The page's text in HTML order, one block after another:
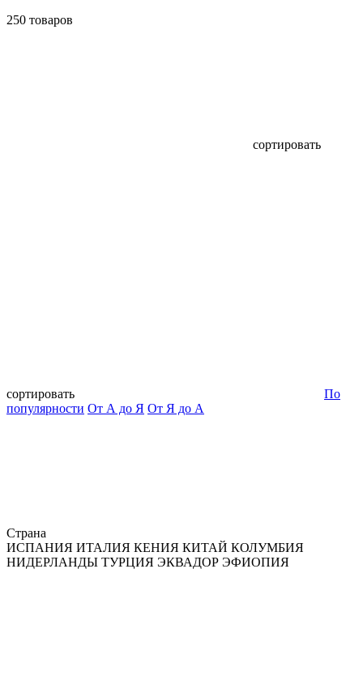
250 товаров
сортировать
сортировать
По
популярности От А до Я От Я до А
Страна
ИСПАНИЯ ИТАЛИЯ КЕНИЯ КИТАЙ КОЛУМБИЯ
НИДЕРЛАНДЫ ТУРЦИЯ ЭКВАДОР ЭФИОПИЯ